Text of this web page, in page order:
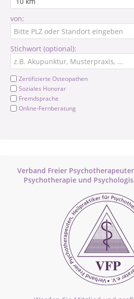
von:
Stichwort (optional):
Zertifizierte Osteopathen
Soziales Honorar
Fremdsprache
Online-Fernberatung
Verband Freier
Psychotherapie und